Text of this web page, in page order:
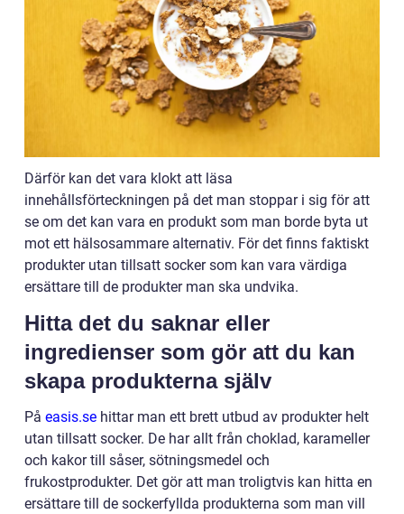
Därför kan det vara klokt att läsa
innehållsförteckningen på det man stoppar i sig för att
se om det kan vara en produkt som man borde byta ut
mot ett hälsosammare alternativ. För det finns faktiskt
produkter utan tillsatt socker som kan vara värdiga
ersättare till de produkter man ska undvika.
Hitta det du saknar eller
ingredienser som gör att du kan
skapa produkterna själv
På easis.se hittar man ett brett utbud av produkter helt
utan tillsatt socker. De har allt från choklad, karameller
och kakor till såser, sötningsmedel och
frukostprodukter. Det gör att man troligtvis kan hitta en
ersättare till de sockerfyllda produkterna som man vill